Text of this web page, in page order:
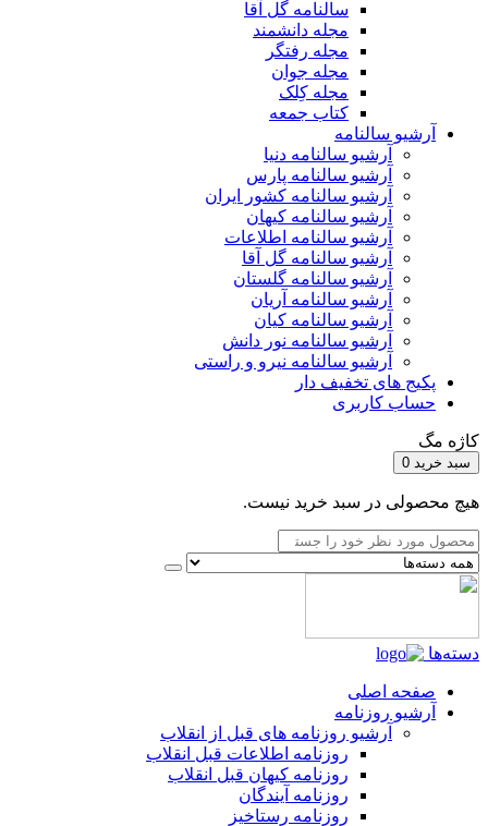
سالنامه گل آقا
مجله دانشمند
مجله رفتگر
مجله جوان
مجله کِلک
کتاب جمعه
آرشیو سالنامه
آرشیو سالنامه دنیا
آرشیو سالنامه پارس
آرشیو سالنامه کشور ایران
آرشیو سالنامه کیهان
آرشیو سالنامه اطلاعات
آرشیو سالنامه گل آقا
آرشیو سالنامه گلستان
آرشیو سالنامه آریان
آرشیو سالنامه کیان
آرشیو سالنامه نور دانش
آرشیو سالنامه نیرو و راستی
پکیج های تخفیف دار
حساب کاربری
کاژه مگ
سبد خرید 0
هیچ محصولی در سبد خرید نیست.
دسته‌ها
صفحه اصلی
آرشیو روزنامه
آرشیو روزنامه های قبل از انقلاب
روزنامه اطلاعات قبل انقلاب
روزنامه کیهان قبل انقلاب
روزنامه آیندگان
روزنامه رستاخیز